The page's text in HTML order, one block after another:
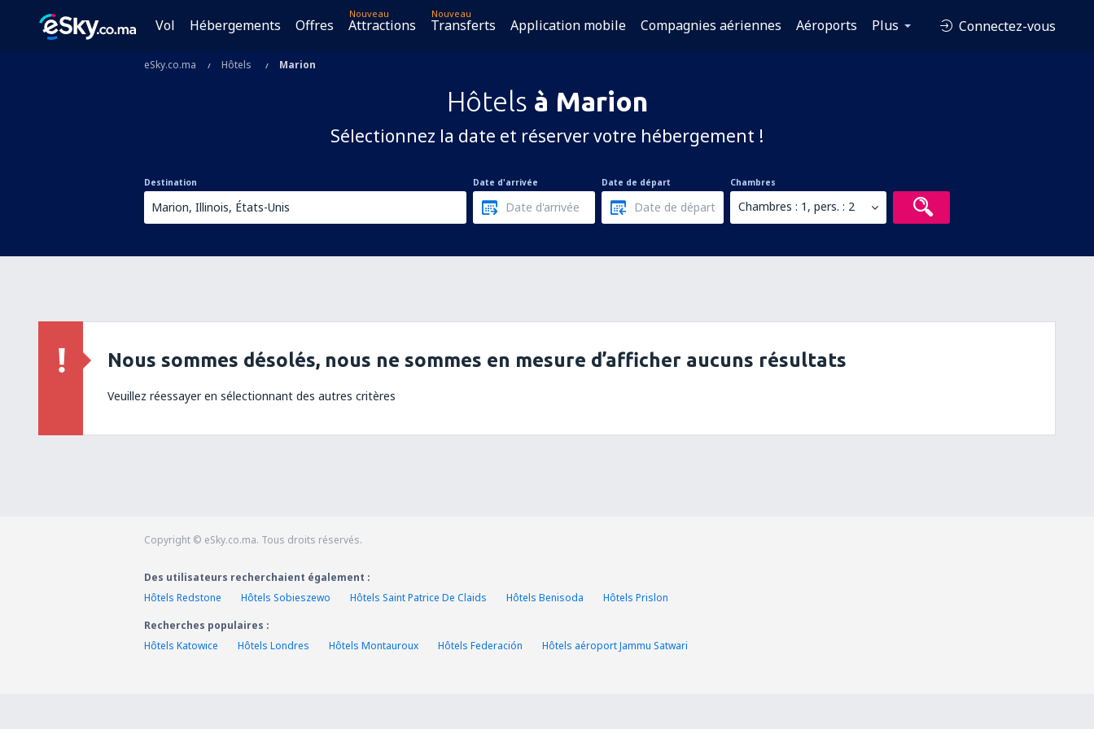
Vol Hébergements Offres
Nouveau
Attractions
Nouveau
Transferts Application mobile Compagnies aériennes Aéroports Plus Connectez-vous
eSky.co.ma Hôtels Marion
Hôtels à Marion
Sélectionnez la date et réserver votre hébergement !
Destination Date d'arrivée Date de départ Chambres
Chambres : 1, pers. : 2
Nous sommes désolés, nous ne sommes en mesure d’afficher aucuns résultats
Veuillez réessayer en sélectionnant des autres critères
Copyright © eSky.co.ma. Tous droits réservés.
Des utilisateurs recherchaient également :
Hôtels Redstone
Hôtels Sobieszewo Hôtels Saint Patrice De Claids Hôtels Benisoda
Hôtels Prislon
Recherches populaires :
Hôtels Katowice
Hôtels Londres Hôtels Montauroux Hôtels Federación Hôtels aéroport Jammu Satwari